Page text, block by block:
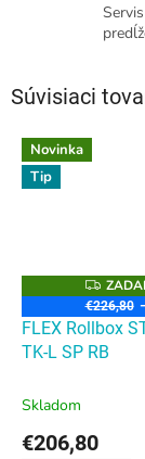
Súvisiaci
Novinka
Tip
Z
A
D
A
R
M
€226,80
FLEX Rollbox
TK-L SP RB
Skladom
€206,80